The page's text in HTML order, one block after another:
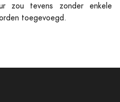
zou tevens zonder enkele
toegevoegd.